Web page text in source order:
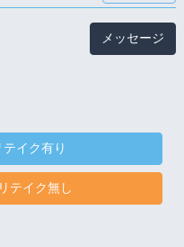
メッセージ
イク有り
テイク無し